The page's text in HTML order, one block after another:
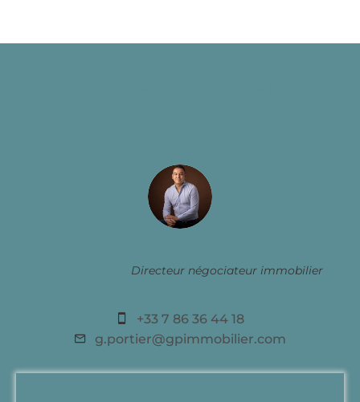
Directeur négociateur immobilier
+33 7 86 36 44 18
g.portier@gpimmobilier.com